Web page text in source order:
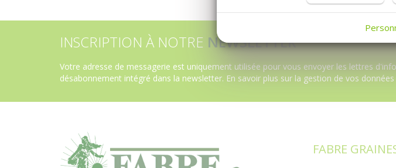
INSCRIPTION À NOTRE NEWSLETTER
Votre adresse de messagerie est uniquement utilisée pour vous envoyer les lettres
désabonnement intégré dans la newsletter. En savoir plus sur la gestion de vos
FABRE